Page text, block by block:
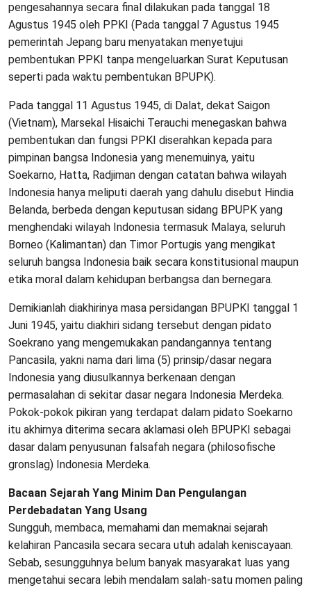
pengesahannya secara final dilakukan pada tanggal 18
Agustus 1945 oleh PPKI (Pada tanggal 7 Agustus 1945
pemerintah Jepang baru menyatakan menyetujui
pembentukan PPKI tanpa mengeluarkan Surat Keputusan
seperti pada waktu pembentukan BPUPK).
Pada tanggal 11 Agustus 1945, di Dalat, dekat Saigon
(Vietnam), Marsekal Hisaichi Terauchi menegaskan bahwa
pembentukan dan fungsi PPKI diserahkan kepada para
pimpinan bangsa Indonesia yang menemuinya, yaitu
Soekarno, Hatta, Radjiman dengan catatan bahwa wilayah
Indonesia hanya meliputi daerah yang dahulu disebut Hindia
Belanda, berbeda dengan keputusan sidang BPUPK yang
menghendaki wilayah Indonesia termasuk Malaya, seluruh
Borneo (Kalimantan) dan Timor Portugis yang mengikat
seluruh bangsa Indonesia baik secara konstitusional maupun
etika moral dalam kehidupan berbangsa dan bernegara.
Demikianlah diakhirinya masa persidangan BPUPKI tanggal 1
Juni 1945, yaitu diakhiri sidang tersebut dengan pidato
Soekrano yang mengemukakan pandangannya tentang
Pancasila, yakni nama dari lima (5) prinsip/dasar negara
Indonesia yang diusulkannya berkenaan dengan
permasalahan di sekitar dasar negara Indonesia Merdeka.
Pokok-pokok pikiran yang terdapat dalam pidato Soekarno
itu akhirnya diterima secara aklamasi oleh BPUPKI sebagai
dasar dalam penyusunan falsafah negara (philosofische
gronslag) Indonesia Merdeka.
Bacaan Sejarah Yang Minim Dan Pengulangan
Perdebadatan Yang Usang
Sungguh, membaca, memahami dan memaknai sejarah
kelahiran Pancasila secara secara utuh adalah keniscayaan.
Sebab, sesungguhnya belum banyak masyarakat luas yang
mengetahui secara lebih mendalam salah-satu momen paling